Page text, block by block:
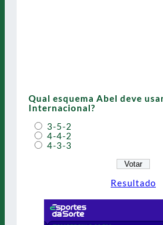
Qual esquema Abel deve
Internacional?
3-5-2
4-4-2
4-3-3
Resultado